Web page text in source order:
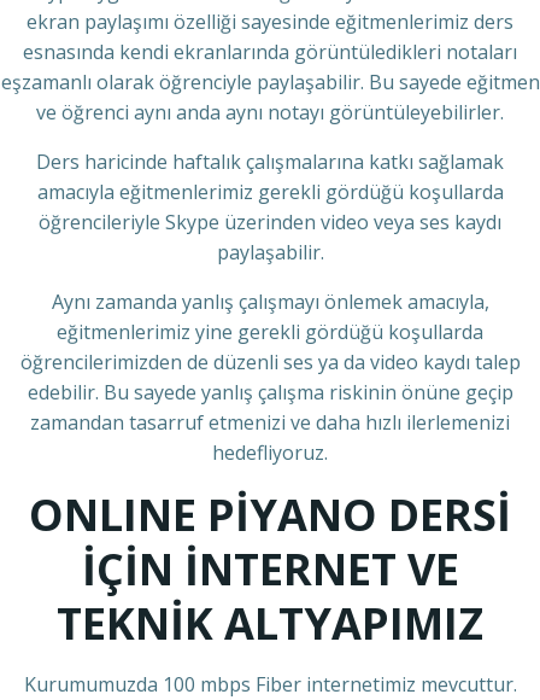
ekran paylaşımı özelliği sayesinde eğitmenlerimiz ders
esnasında kendi ekranlarında görüntüledikleri notaları
eşzamanlı olarak öğrenciyle paylaşabilir. Bu sayede eğitmen
ve öğrenci aynı anda aynı notayı görüntüleyebilirler.
Ders haricinde haftalık çalışmalarına katkı sağlamak
amacıyla eğitmenlerimiz gerekli gördüğü koşullarda
öğrencileriyle Skype üzerinden video veya ses kaydı
paylaşabilir.
Aynı zamanda yanlış çalışmayı önlemek amacıyla,
eğitmenlerimiz yine gerekli gördüğü koşullarda
öğrencilerimizden de düzenli ses ya da video kaydı talep
edebilir. Bu sayede yanlış çalışma riskinin önüne geçip
zamandan tasarruf etmenizi ve daha hızlı ilerlemenizi
hedefliyoruz.
ONLINE PİYANO DERSİ
İÇİN İNTERNET VE
TEKNİK ALTYAPIMIZ
Kurumumuzda 100 mbps Fiber internetimiz mevcuttur.